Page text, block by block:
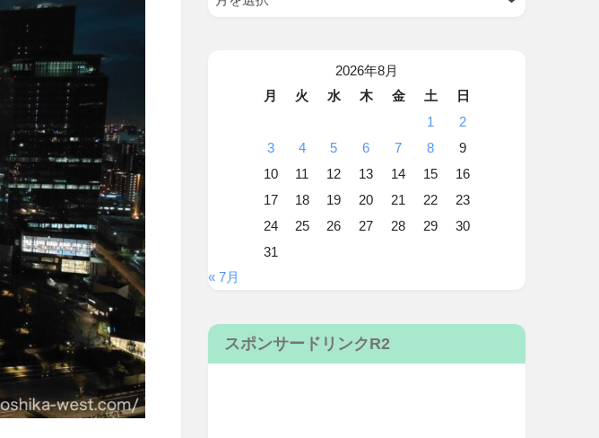
2026年8月
月
火 水 木 金 土
日
1
2
3
4 5 6 7 8
9
10
11 12 13 14 15
16
17
18 19 20 21 22
23
24
25 26 27 28 29
30
31
« 7月
スポンサードリンクR2